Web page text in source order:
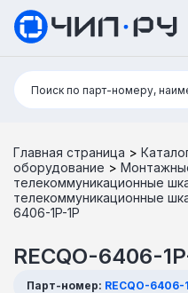
Поиск:
Поиск по парт-номеру,
Главная страница >
оборудование >
телекоммуникационные
телекоммуникационные
6406-1P-1P
RECQO-6406-
Парт-номер: RECQO-6406-